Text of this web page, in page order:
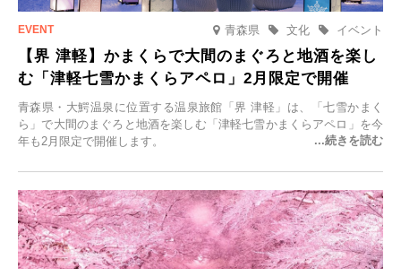
青森県 イベント
文化
【界 津軽】かまくらで大間のまぐろと地酒を楽し
む「津軽七雪かまくらアペロ」2月限定で開催
青森県・大鰐温泉に位置する温泉旅館「界 津軽」は、「七雪かまく
ら」で大間のまぐろと地酒を楽しむ「津軽七雪かまくらアペロ」を今
年も2月限定で開催します。